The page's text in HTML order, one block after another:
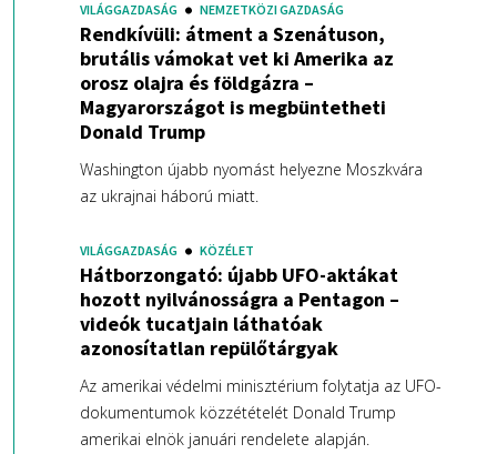
VILÁGGAZDASÁG NEMZETKÖZI GAZDASÁG
Rendkívüli: átment a Szenátuson,
brutális vámokat vet ki Amerika az
orosz olajra és földgázra –
Magyarországot is megbüntetheti
Donald Trump
Washington újabb nyomást helyezne Moszkvára
az ukrajnai háború miatt.
VILÁGGAZDASÁG KÖZÉLET
Hátborzongató: újabb UFO-aktákat
hozott nyilvánosságra a Pentagon –
videók tucatjain láthatóak
azonosítatlan repülőtárgyak
Az amerikai védelmi minisztérium folytatja az UFO-
dokumentumok közzétételét Donald Trump
amerikai elnök januári rendelete alapján.